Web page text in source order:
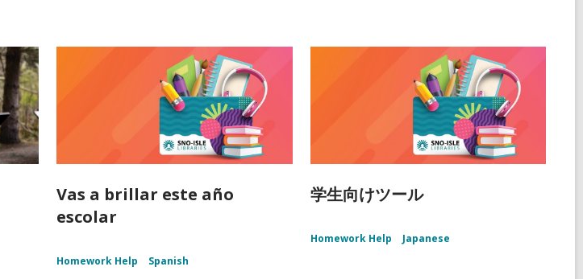
Vas a brillar este año
escolar
Homework Help Spanish
学生向けツール
Homework Help Japanese